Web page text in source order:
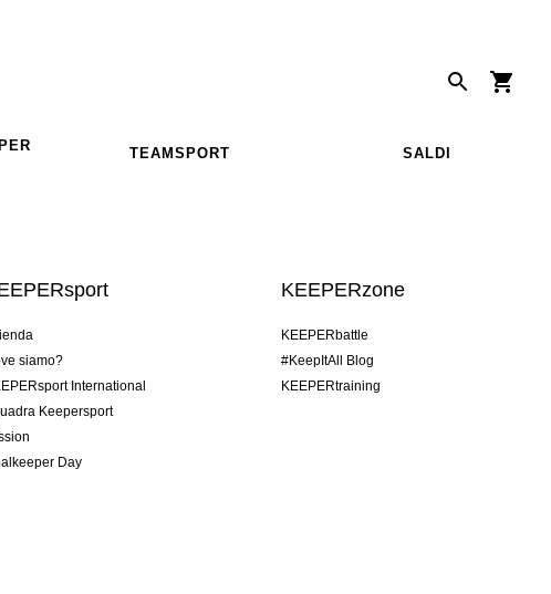
TEAMSPORT SALDI
siamo?
International
Keepersport
Day
KEEPERzone
KEEPERbattle
#KeepItAll Blog
KEEPERtraining